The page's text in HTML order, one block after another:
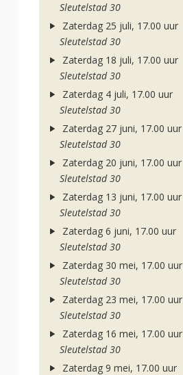
Sleutelstad 30
Zaterdag 25 juli, 17.00 uur
Sleutelstad 30
Zaterdag 18 juli, 17.00 uur
Sleutelstad 30
Zaterdag 4 juli, 17.00 uur
Sleutelstad 30
Zaterdag 27 juni, 17.00 uur
Sleutelstad 30
Zaterdag 20 juni, 17.00 uur
Sleutelstad 30
Zaterdag 13 juni, 17.00 uur
Sleutelstad 30
Zaterdag 6 juni, 17.00 uur
Sleutelstad 30
Zaterdag 30 mei, 17.00 uur
Sleutelstad 30
Zaterdag 23 mei, 17.00 uur
Sleutelstad 30
Zaterdag 16 mei, 17.00 uur
Sleutelstad 30
Zaterdag 9 mei, 17.00 uur